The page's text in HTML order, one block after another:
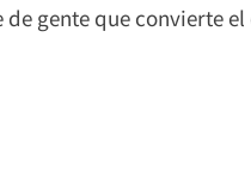
gente que convierte